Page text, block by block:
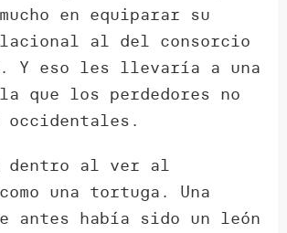
en equiparar su
al del consorcio
Y eso les llevaría a una
que los perdedores no
dentro al ver al
una tortuga. Una
antes había sido un león